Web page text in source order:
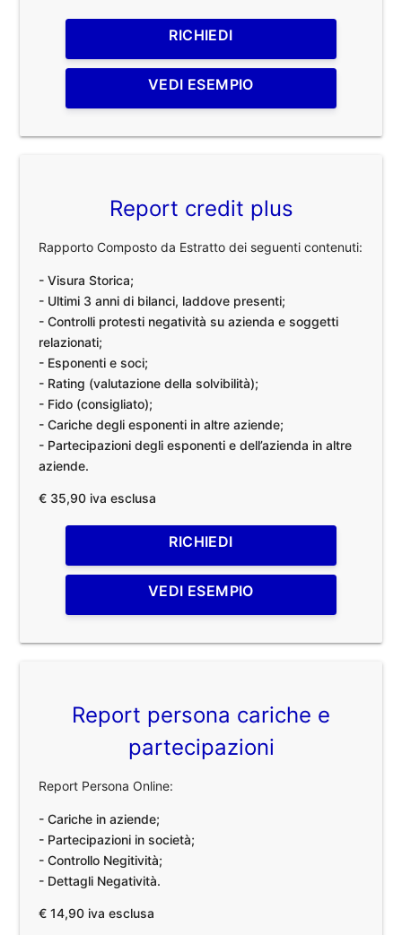
RICHIEDI
VEDI ESEMPIO
Report credit plus
Rapporto Composto da Estratto dei seguenti contenuti:
- Visura Storica;
- Ultimi 3 anni di bilanci, laddove presenti;
- Controlli protesti negatività su azienda e soggetti
relazionati;
- Esponenti e soci;
- Rating (valutazione della solvibilità);
- Fido (consigliato);
- Cariche degli esponenti in altre aziende;
- Partecipazioni degli esponenti e dell’azienda in altre
aziende.
€ 35,90 iva esclusa
RICHIEDI
VEDI ESEMPIO
Report persona cariche e
partecipazioni
Report Persona Online:
- Cariche in aziende;
- Partecipazioni in società;
- Controllo Negitività;
- Dettagli Negatività.
€ 14,90 iva esclusa